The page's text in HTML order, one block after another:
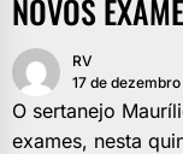
NOVOS
RV
17 de dezembro
O sertanejo
exames, nesta